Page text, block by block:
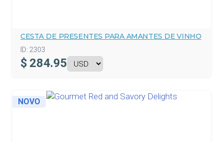
CESTA DE PRESENTES PARA AMANTES DE VINHO
ID: 2303
$ 284.95
NOVO